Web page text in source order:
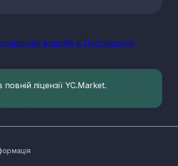
виробів в Полтавській
ліцензії YC.Market.